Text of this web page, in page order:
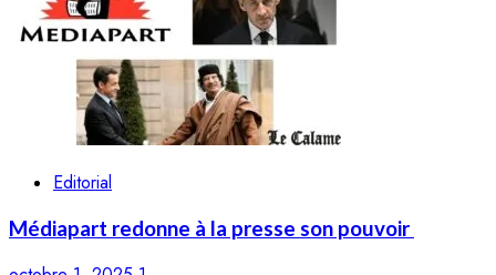
Editorial
Médiapart redonne à la presse son pouvoir